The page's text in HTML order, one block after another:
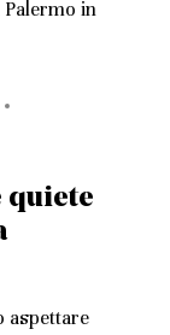
in
quiete
aspettare